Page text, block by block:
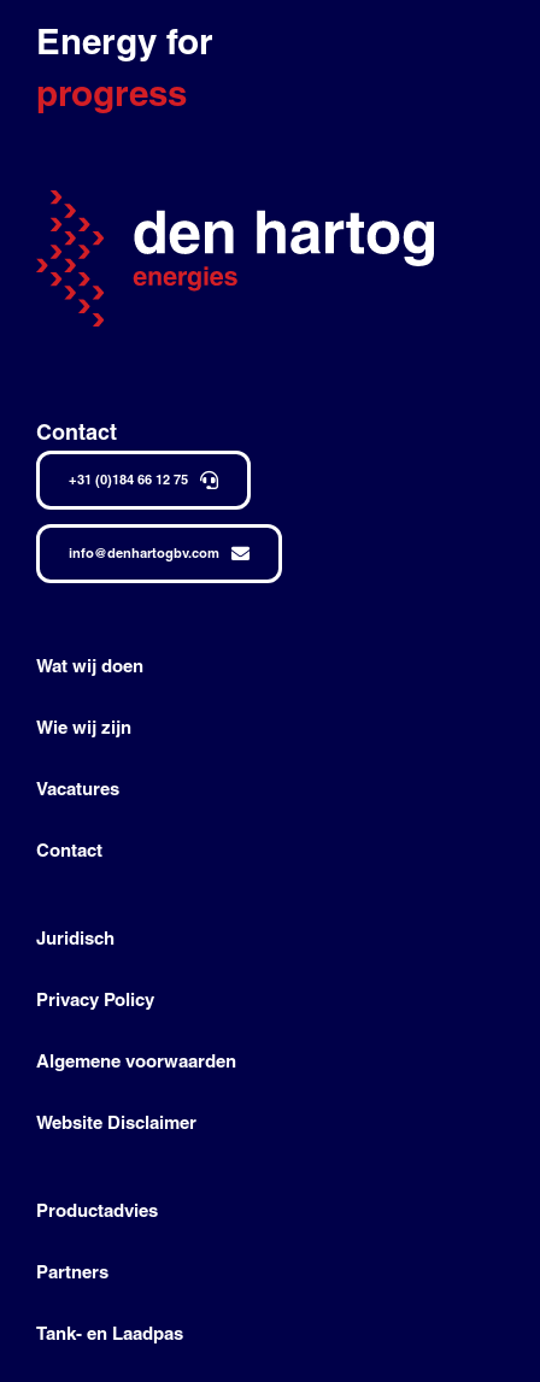
Energy for
progress
Contact
+31 (0)184 66 12 75
info@denhartogbv.com
Wat wij doen
Wie wij zijn
Vacatures
Contact
Juridisch
Privacy Policy
Algemene voorwaarden
Website Disclaimer
Productadvies
Partners
Tank- en Laadpas